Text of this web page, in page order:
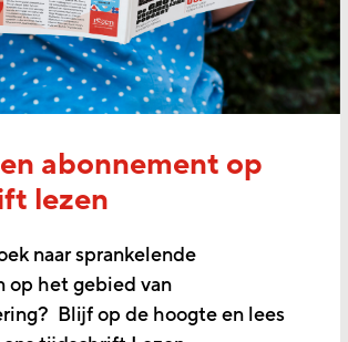
abonnement op
lezen
naar sprankelende
op het gebied van
Blijf op de hoogte en lees